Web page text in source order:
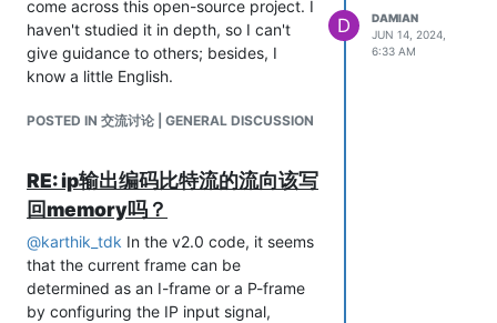
come across this open-source project. I
haven't studied it in depth, so I can't
give guidance to others; besides, I
know a little English.
POSTED IN 交流讨论 | GENERAL DISCUSSION
D
DAMIAN
JUN 14, 2024,
6:33 AM
RE: ip输出编码比特流的流向该写
回memory吗？
@karthik_tdk In the v2.0 code, it seems
that the current frame can be
determined as an I-frame or a P-frame
by configuring the IP input signal,